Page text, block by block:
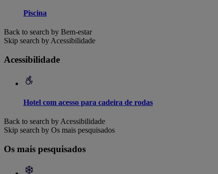
Piscina
Back to search by Bem-estar
Skip search by Acessibilidade
Acessibilidade
Hotel com acesso para cadeira de rodas
Back to search by Acessibilidade
Skip search by Os mais pesquisados
Os mais pesquisados